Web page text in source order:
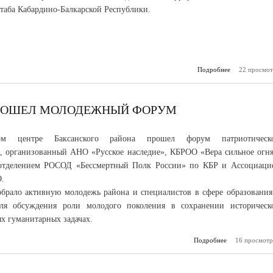
Кабардино-Балкарской Республики.
Подробнее
о В
22
МОЛОДЕЖНЫЙ ФОРУМ
центре Баксанского района прошел форум
организованный АНО «Русское наследие», КБРОО «Вера сильное
РОСОД «Бессмертный Полк России» по КБР и
активную молодежь района и специалистов в сфере
обсуждения роли молодого поколения в сохранении
задачах.
Подробнее
о В16